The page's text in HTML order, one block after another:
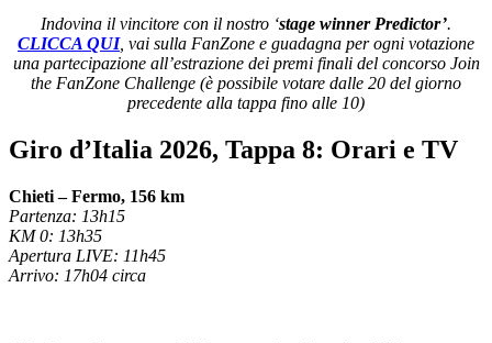
Indovina il vincitore con il nostro ‘stage winner Predictor’.
CLICCA QUI, vai sulla FanZone e guadagna per ogni votazione
una partecipazione all’estrazione dei premi finali del concorso Join
the FanZone Challenge (è possibile votare dalle 20 del giorno
precedente alla tappa fino alle 10)
Giro d’Italia 2026, Tappa 8: Orari e TV
Chieti – Fermo, 156 km
Partenza: 13h15
KM 0: 13h35
Apertura LIVE: 11h45
Arrivo: 17h04 circa